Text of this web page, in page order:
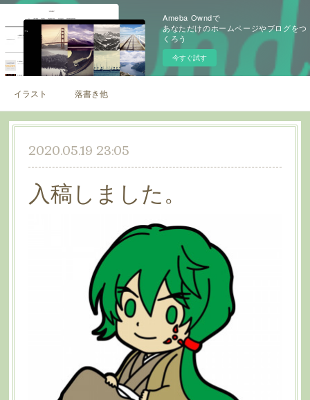
Ameba Owndで
あなただけのホームページやブログをつ
くろう
今すぐ試す
イラスト 落書き他
2020.05.19 23:05
入稿しました。